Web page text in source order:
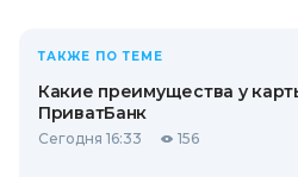
ТАКЖЕ ПО ТЕМЕ
Какие преимущества у
ПриватБанк
Сегодня 16:33 156